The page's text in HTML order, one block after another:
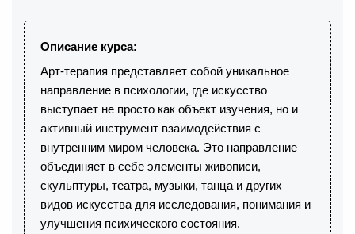
Описание курса:
Арт-терапия представляет собой уникальное
направление в психологии, где искусство
выступает не просто как объект изучения, но и
активный инструмент взаимодействия с
внутренним миром человека. Это направление
объединяет в себе элементы живописи,
скульптуры, театра, музыки, танца и других
видов искусства для исследования, понимания и
улучшения психического состояния.